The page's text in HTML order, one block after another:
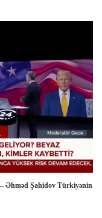
Əhməd Şahidov Türkiyənin